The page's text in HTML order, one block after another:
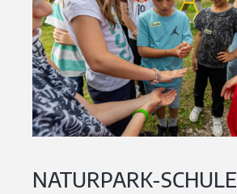
NATURPARK-SCHULE